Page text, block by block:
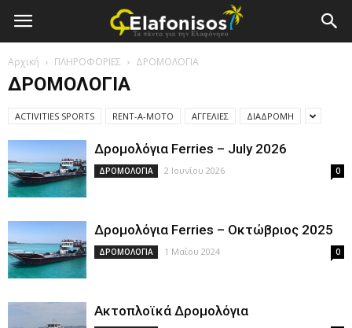
Elafonisos.Gr
Αρχική ΠΛΗΡΟΦΟΡΙΕΣ ΔΡΟΜΟΛΟΓΙΑ
ΔΡΟΜΟΛΟΓΙΑ
ACTIVITIES SPORTS RENT-A-MOTO ΑΓΓΕΛΙΕΣ ΔΙΑΔΡΟΜΗ
Δρομολόγια Ferries – July 2026
ΔΡΟΜΟΛΟΓΙΑ 2 Ιουνίου 2026 0
Δρομολόγια Ferries – Οκτώβριος 2025
ΔΡΟΜΟΛΟΓΙΑ 1 Μαΐου 2024 0
Ακτοπλοϊκά Δρομολόγια